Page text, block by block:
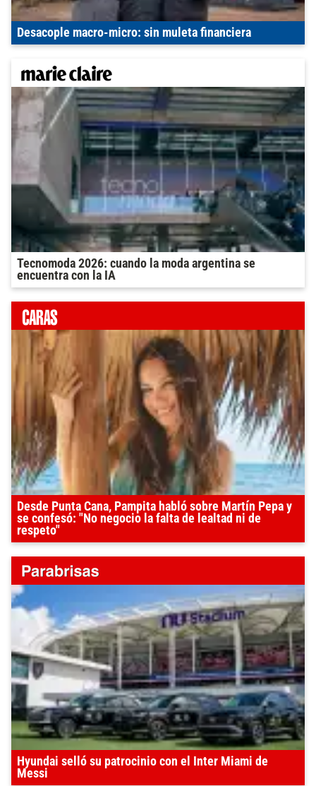
Desacople macro-micro: sin muleta financiera
Tecnomoda 2026: cuando la moda argentina se
encuentra con la IA
Desde Punta Cana, Pampita habló sobre Martín Pepa y
se confesó: "No negocio la falta de lealtad ni de
respeto"
Hyundai selló su patrocinio con el Inter Miami de
Messi